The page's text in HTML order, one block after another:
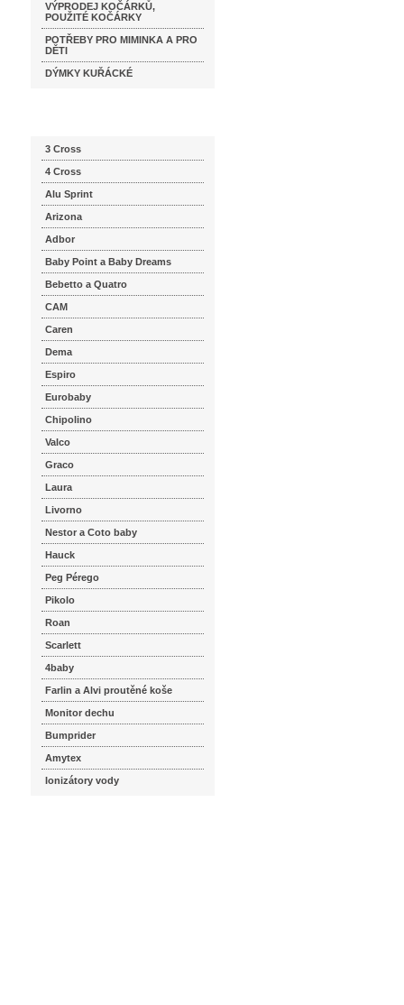
VÝPRODEJ KOČÁRKŮ,
POUŽITÉ KOČÁRKY
POTŘEBY PRO MIMINKA A PRO
DĚTI
DÝMKY KUŘÁCKÉ
3 Cross
4 Cross
Alu Sprint
Arizona
Adbor
Baby Point a Baby Dreams
Bebetto a Quatro
CAM
Caren
Dema
Espiro
Eurobaby
Chipolino
Valco
Graco
Laura
Livorno
Nestor a Coto baby
Hauck
Peg Pérego
Pikolo
Roan
Scarlett
4baby
Farlin a Alvi proutěné koše
Monitor dechu
Bumprider
Amytex
Ionizátory vody